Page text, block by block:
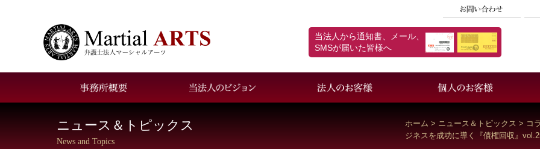
当法人から通知書、メール、
SMSが届いた皆様へ
個人情報保護方針
ニュース＆トピックス
News and Topics
ホーム > ニュース＆トピックス > コ
ジネスを成功に導く『債権回収』